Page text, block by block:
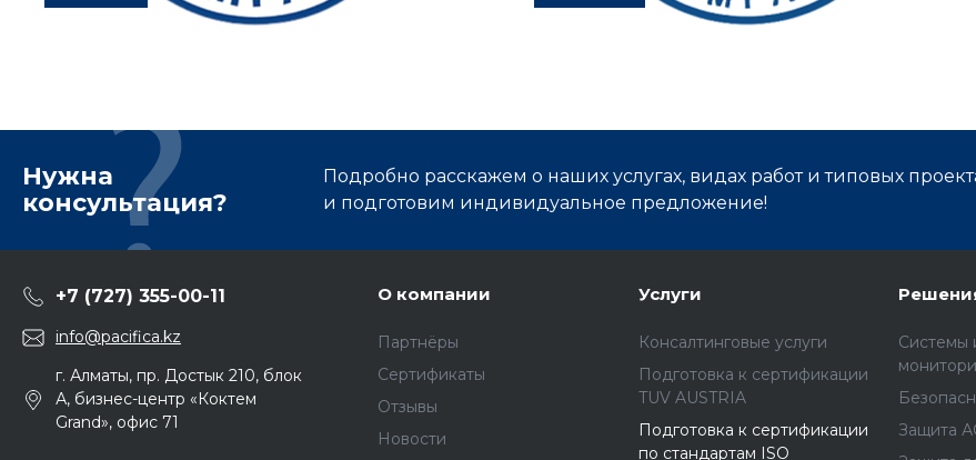
Самый распространенный стандарт менеджмента
Система менеджмента охраны здоровья и
Нужна
консультация?
Подробно расскажем о наших услугах, видах работ и типовых
и подготовим индивидуальное предложение!
+7 (727) 355-00-11
info@pacifica.kz
г. Алматы, пр. Достык 210, блок
А, бизнес-центр «Коктем
Grand», офис 71
О компании
Партнёры
Сертификаты
Отзывы
Новости
Услуги
Консалтинговые услуги
Подготовка к сертификации
TUV AUSTRIA
Подготовка к сертификации
по стандартам ISO
Cистемы
Защита